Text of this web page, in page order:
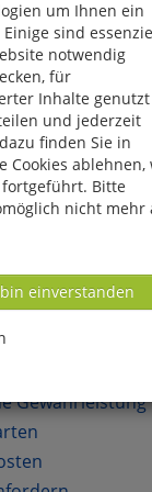
haben zu
mit unseren
lieferbare
Gewährleistung
um Ihnen ein
sind
notwendig
für
Inhalte genutzt
und jederzeit
finden Sie in
Cookies ablehnen,
Bitte
nicht mehr
-
einverstanden
notwendigen
stehen.
widerrufen